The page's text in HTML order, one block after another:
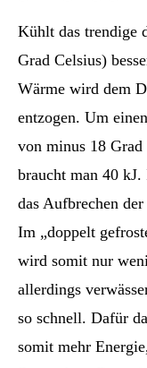
Kühlt das trendige
Grad Celsius)
Wärme wird dem
entzogen. Um
von minus 18
braucht man 40
das Aufbrechen
Im „doppelt
wird somit nur
allerdings
so schnell. Dafür
somit mehr